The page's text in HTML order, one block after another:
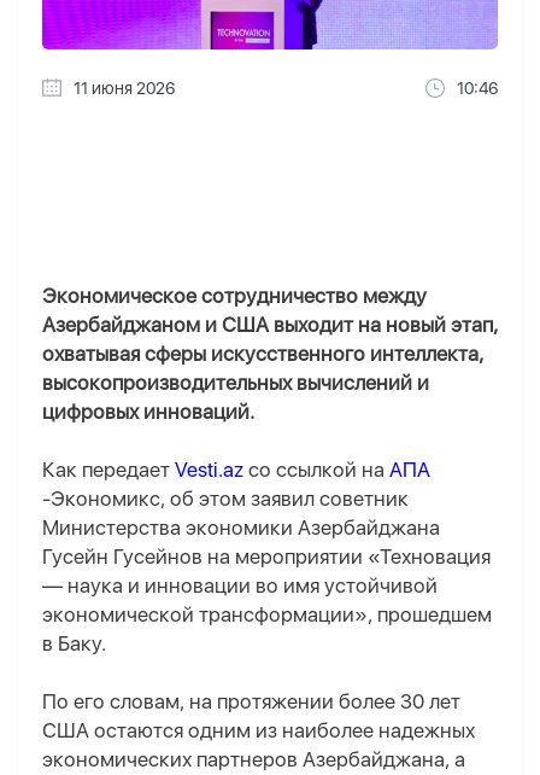
11 июня 2026 10:46
Экономическое сотрудничество между
Азербайджаном и США выходит на новый этап,
охватывая сферы искусственного интеллекта,
высокопроизводительных вычислений и
цифровых инноваций.
Как передает Vesti.az со ссылкой на АПА
-Экономикс, об этом заявил советник
Министерства экономики Азербайджана
Гусейн Гусейнов на мероприятии «Техновация
— наука и инновации во имя устойчивой
экономической трансформации», прошедшем
в Баку.
По его словам, на протяжении более 30 лет
США остаются одним из наиболее надежных
экономических партнеров Азербайджана, а